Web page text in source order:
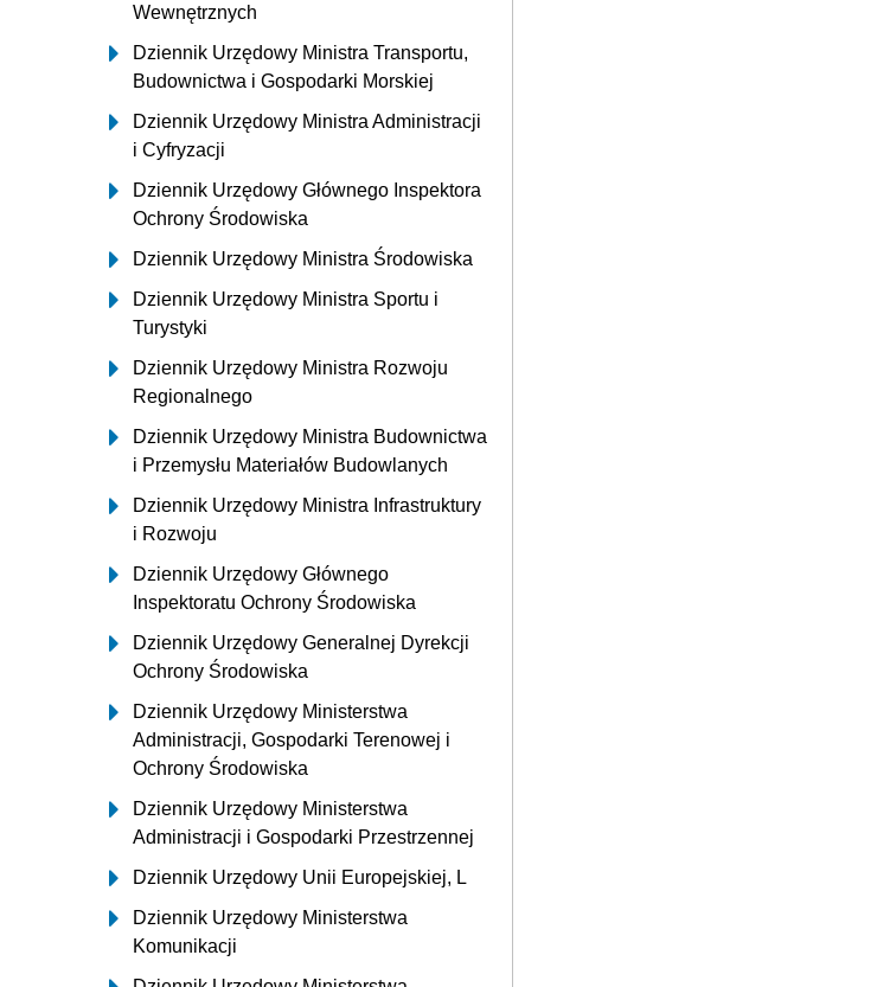
Wewnętrznych
Dziennik Urzędowy Ministra Transportu,
Budownictwa i Gospodarki Morskiej
Dziennik Urzędowy Ministra Administracji
i Cyfryzacji
Dziennik Urzędowy Głównego Inspektora
Ochrony Środowiska
Dziennik Urzędowy Ministra Środowiska
Dziennik Urzędowy Ministra Sportu i
Turystyki
Dziennik Urzędowy Ministra Rozwoju
Regionalnego
Dziennik Urzędowy Ministra Budownictwa
i Przemysłu Materiałów Budowlanych
Dziennik Urzędowy Ministra Infrastruktury
i Rozwoju
Dziennik Urzędowy Głównego
Inspektoratu Ochrony Środowiska
Dziennik Urzędowy Generalnej Dyrekcji
Ochrony Środowiska
Dziennik Urzędowy Ministerstwa
Administracji, Gospodarki Terenowej i
Ochrony Środowiska
Dziennik Urzędowy Ministerstwa
Administracji i Gospodarki Przestrzennej
Dziennik Urzędowy Unii Europejskiej, L
Dziennik Urzędowy Ministerstwa
Komunikacji